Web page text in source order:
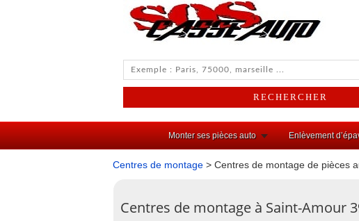
Monter ses pièces auto Enlèvement
Centres de montage > Centres de montage de pièces
Centres de montage à Saint-Amour